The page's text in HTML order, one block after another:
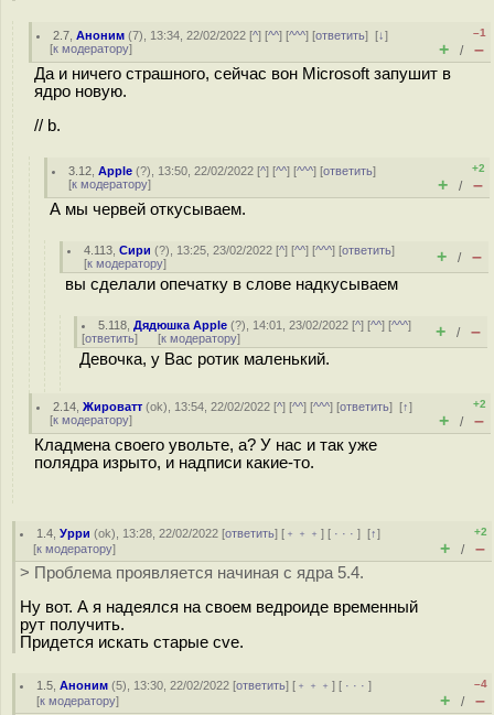
2.7 ,Аноним (7), 13:34, 22/02/2022 [^] [^^] [^^^] [ответить][↓]
[к модератору]
–1
+ / –
Да и ничего страшного, сейчас вон Microsoft запушит в
ядро новую.
// b.
3.12 ,Apple (?), 13:50, 22/02/2022 [^] [^^] [^^^] [ответить]
[к модератору]
+2
+ / –
А мы червей откусываем.
4.113 ,Сири (?), 13:25, 23/02/2022 [^] [^^] [^^^] [ответить]
[к модератору] + / –
вы сделали опечатку в слове надкусываем
5.118 ,Дядюшка Apple (?), 14:01, 23/02/2022 [^] [^^] [^^^]
[ответить] [к модератору] + / –
Девочка, у Вас ротик маленький.
2.14 ,Жироватт (ok), 13:54, 22/02/2022 [^] [^^] [^^^] [ответить][↑]
[к модератору]
+2
+ / –
Кладмена своего увольте, а? У нас и так уже
полядра изрыто, и надписи какие-то.
1.4 ,Урри (ok), 13:28, 22/02/2022 [ответить] [ ﹢﹢﹢] [ · · ·][↑]
[к модератору]
+2
+ / –
> Проблема проявляется начиная с ядра 5.4.
Ну вот. А я надеялся на своем ведроиде временный
рут получить.
Придется искать старые cve.
1.5 ,Аноним (5), 13:30, 22/02/2022 [ответить] [ ﹢﹢﹢] [ · · ·]
[к модератору]
–4
+ / –